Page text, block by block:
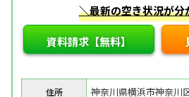
＼最新の空き状況が分
資料請求【無料】
住所 神奈川県横浜市神奈川